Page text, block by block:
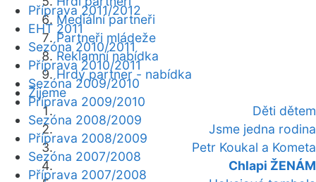
Mediální partneři
Partneři mládeže
Reklamní nabídka
Hrdý partner - nabídka
Žijeme
Děti dětem
Jsme jedna rodina
Petr Koukal a Kometa
Chlapi ŽENÁM
Příprava 2011/2012
EHT 2011
Sezóna 2010/2011
Příprava 2010/2011
Sezóna 2009/2010
Příprava 2009/2010
Sezóna 2008/2009
Příprava 2008/2009
Sezóna 2007/2008
Příprava 2007/2008